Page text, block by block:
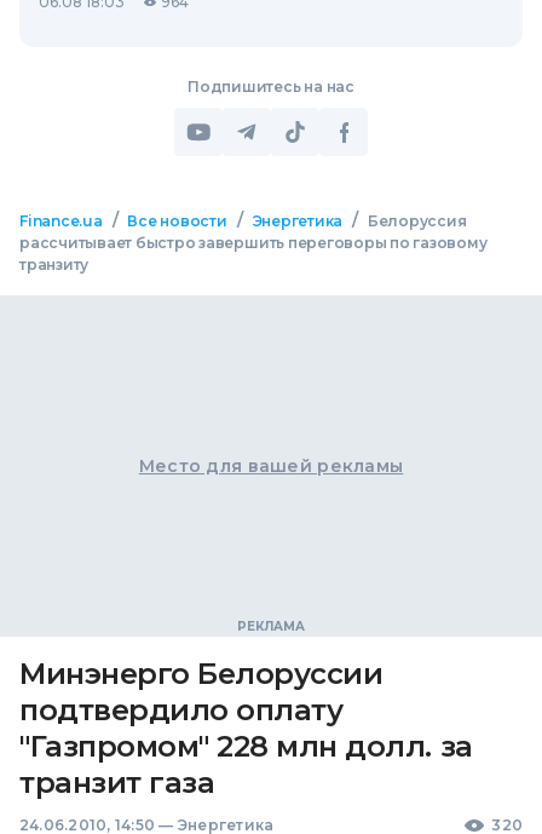
Подпишитесь на нас
Finance.ua / Все новости / Энергетика /
Белоруссия
рассчитывает быстро завершить переговоры по газовому
транзиту
Место для вашей рекламы
Минэнерго Белоруссии
подтвердило оплату
"Газпромом" 228 млн долл. за
транзит газа
24.06.2010, 14:50 — Энергетика 320